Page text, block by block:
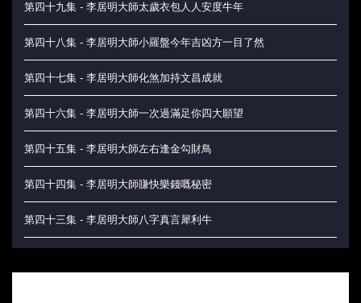
第四十九集 - 李居明大師太歲衣包人人安度牛年
第四十八集 - 李居明大師小羅盤今年吉凶方一目了然
第四十七集 - 李居明大師化煞加持文昌成就
第四十六集 - 李居明大師一次過滿足你四大願望
第四十五集 - 李居明大師左右逢金勾財鳥
第四十四集 - 李居明大師賺快樂錢嘅秘密
第四十三集 - 李居明大師八字真言犀利牛